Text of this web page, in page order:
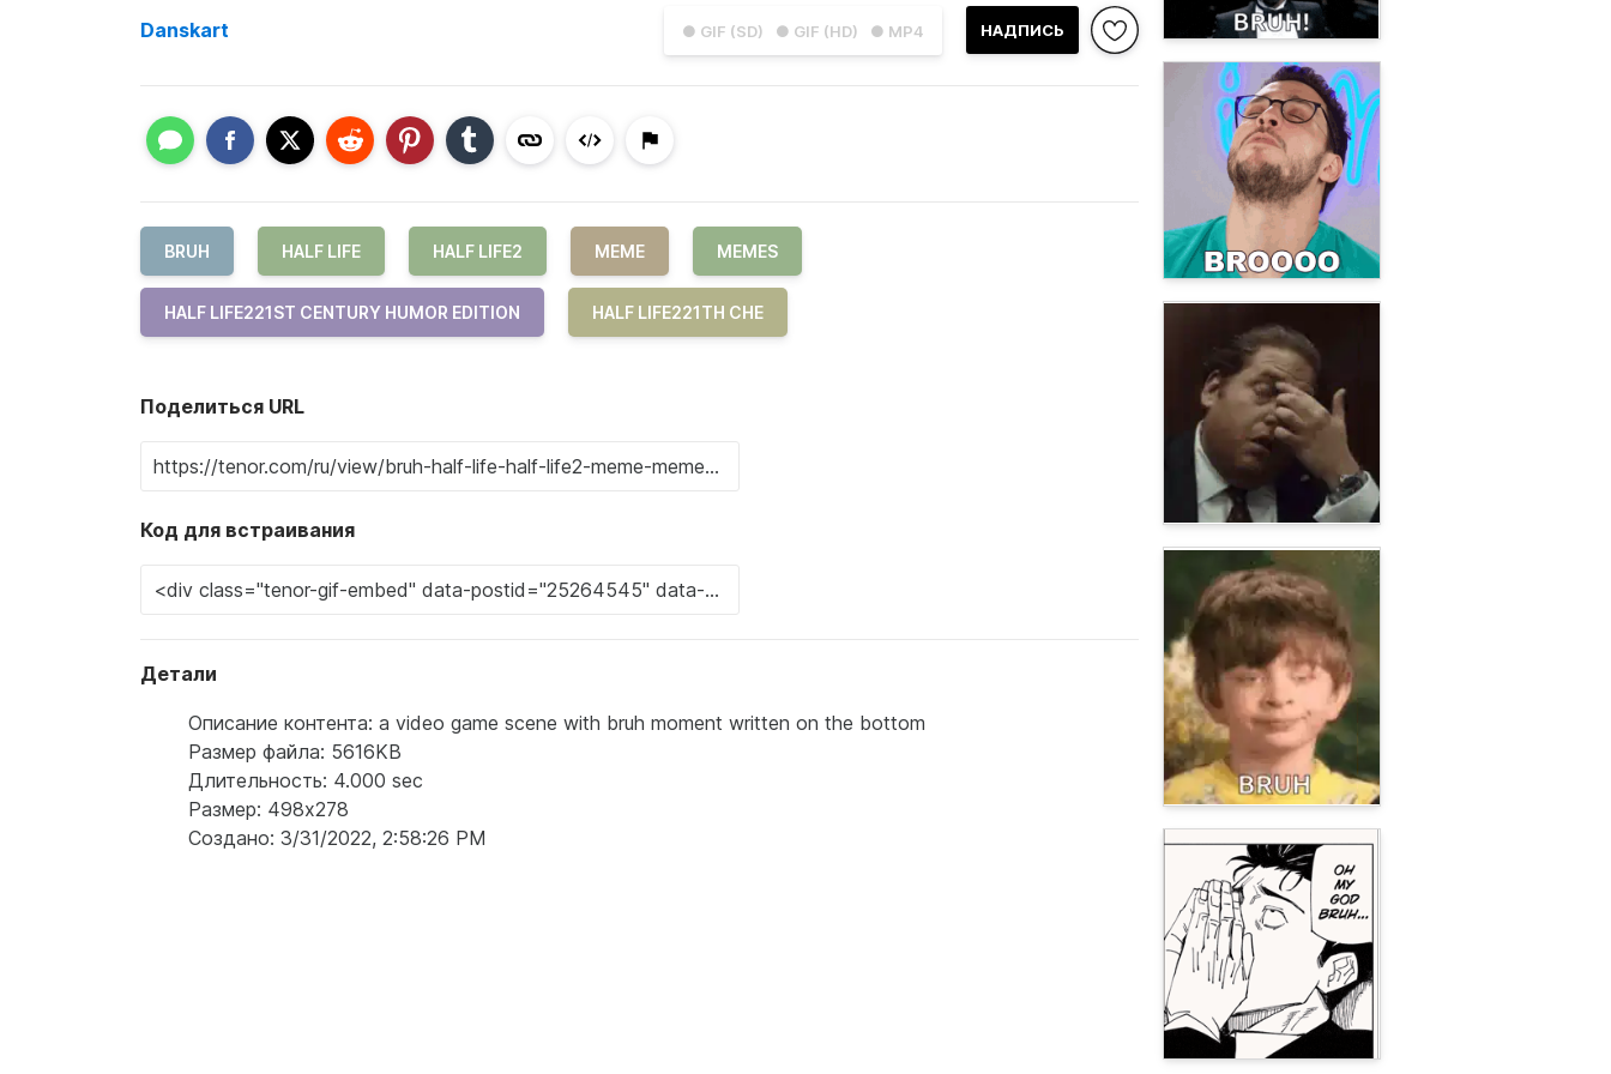
● GIF (SD) ● GIF (HD) ● MP4 НАДПИСЬ
Danskart
BRUH HALF LIFE HALF LIFE2 MEME MEMES
HALF LIFE221ST CENTURY HUMOR EDITION HALF LIFE221TH CHE
Поделиться URL
Код для встраивания
Детали
Описание контента: a video game scene with bruh moment written on the bottom
Размер файла: 5616KB
Длительность: 4.000 sec
Размер: 498x278
Создано: 3/31/2022, 2:58:26 PM